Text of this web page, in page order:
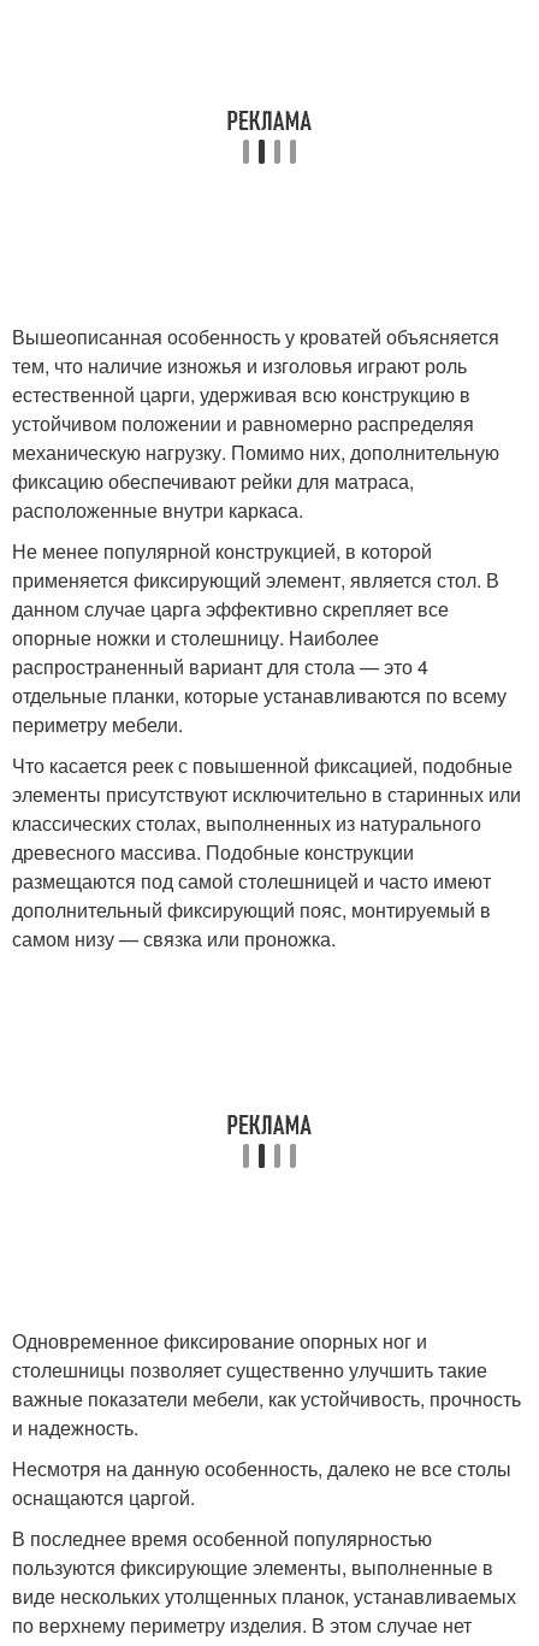
Вышеописанная особенность у кроватей объясняется
тем, что наличие изножья и изголовья играют роль
естественной царги, удерживая всю конструкцию в
устойчивом положении и равномерно распределяя
механическую нагрузку. Помимо них, дополнительную
фиксацию обеспечивают рейки для матраса,
расположенные внутри каркаса.
Не менее популярной конструкцией, в которой
применяется фиксирующий элемент, является стол. В
данном случае царга эффективно скрепляет все
опорные ножки и столешницу. Наиболее
распространенный вариант для стола — это 4
отдельные планки, которые устанавливаются по всему
периметру мебели.
Что касается реек с повышенной фиксацией, подобные
элементы присутствуют исключительно в старинных или
классических столах, выполненных из натурального
древесного массива. Подобные конструкции
размещаются под самой столешницей и часто имеют
дополнительный фиксирующий пояс, монтируемый в
самом низу — связка или проножка.
Одновременное фиксирование опорных ног и
столешницы позволяет существенно улучшить такие
важные показатели мебели, как устойчивость, прочность
и надежность.
Несмотря на данную особенность, далеко не все столы
оснащаются царгой.
В последнее время особенной популярностью
пользуются фиксирующие элементы, выполненные в
виде нескольких утолщенных планок, устанавливаемых
по верхнему периметру изделия. В этом случае нет